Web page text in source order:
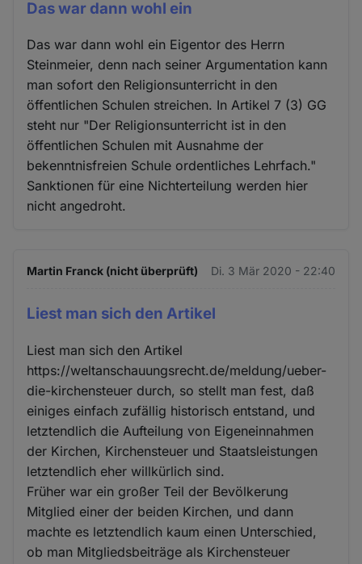
Das war dann wohl ein
Das war dann wohl ein Eigentor des Herrn
Steinmeier, denn nach seiner Argumentation kann
man sofort den Religionsunterricht in den
öffentlichen Schulen streichen. In Artikel 7 (3) GG
steht nur "Der Religionsunterricht ist in den
öffentlichen Schulen mit Ausnahme der
bekenntnisfreien Schule ordentliches Lehrfach."
Sanktionen für eine Nichterteilung werden hier
nicht angedroht.
Martin Franck (nicht überprüft) Di. 3 Mär 2020 - 22:40
Liest man sich den Artikel
Liest man sich den Artikel
https://weltanschauungsrecht.de/meldung/ueber-
die-kirchensteuer durch, so stellt man fest, daß
einiges einfach zufällig historisch entstand, und
letztendlich die Aufteilung von Eigeneinnahmen
der Kirchen, Kirchensteuer und Staatsleistungen
letztendlich eher willkürlich sind.
Früher war ein großer Teil der Bevölkerung
Mitglied einer der beiden Kirchen, und dann
machte es letztendlich kaum einen Unterschied,
ob man Mitgliedsbeiträge als Kirchensteuer